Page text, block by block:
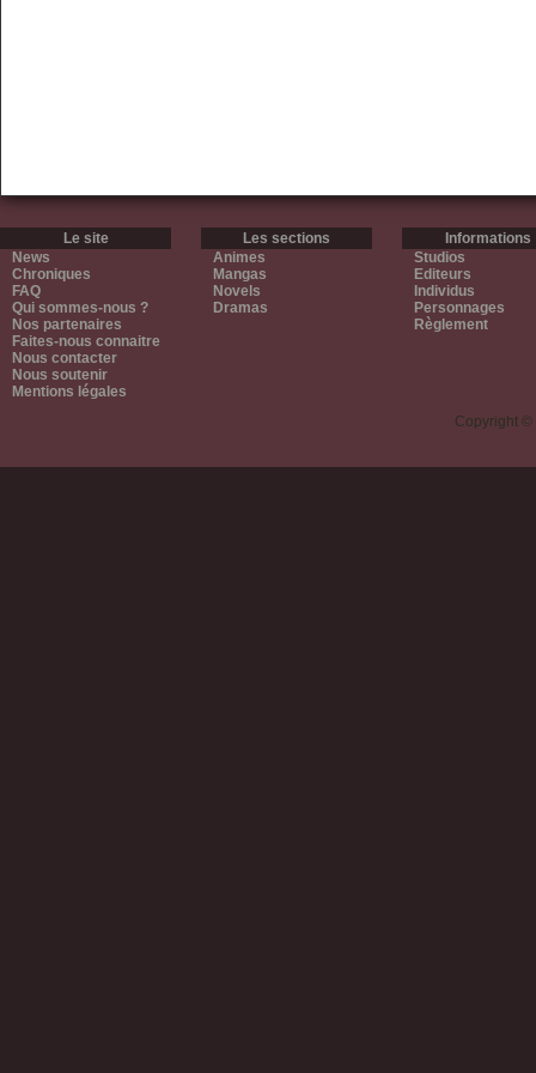
Le site
News
Chroniques
FAQ
Qui sommes-nous ?
Nos partenaires
Faites-nous connaitre
Nous contacter
Nous soutenir
Mentions légales
Les sections
Animes
Mangas
Novels
Dramas
Informations
Studios
Editeurs
Individus
Personnages
Règlement
Copyright ©